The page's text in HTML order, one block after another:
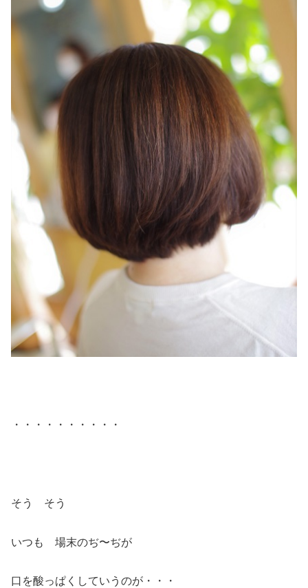
・・・・・・・・・・
そう そう
いつも 場末のぢ〜ぢが
口を酸っぱくしていうのが・・・